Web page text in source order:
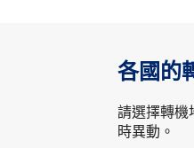
各國的
請選擇轉機
時異動。